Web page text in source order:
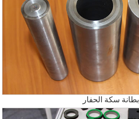
بطانة سكة الحفار